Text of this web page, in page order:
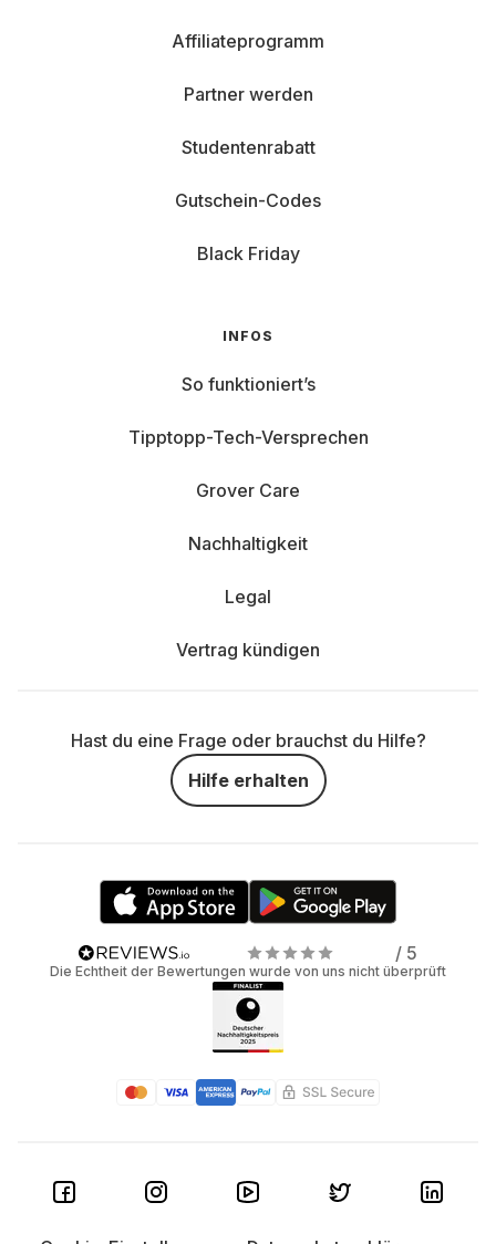
Affiliateprogramm
Partner werden
Studentenrabatt
Gutschein-Codes
Black Friday
INFOS
So funktioniert’s
Tipptopp-Tech-Versprechen
Grover Care
Nachhaltigkeit
Legal
Vertrag kündigen
Hast du eine Frage oder brauchst du Hilfe?
Hilfe erhalten
/ 5
Die Echtheit der Bewertungen wurde von uns nicht überprüft